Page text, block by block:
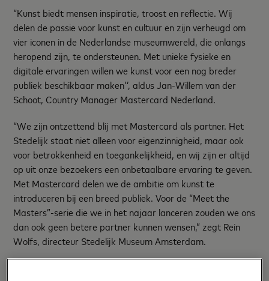
“Kunst biedt mensen inspiratie, troost en reflectie. Wij
delen de passie voor kunst en cultuur en zijn verheugd om
vier iconen in de Nederlandse museumwereld, die onlangs
heropend zijn, te ondersteunen. Met unieke fysieke en
digitale ervaringen willen we kunst voor een nog breder
publiek beschikbaar maken’’, aldus Jan-Willem van der
Schoot, Country Manager Mastercard Nederland.
“We zijn ontzettend blij met Mastercard als partner. Het
Stedelijk staat niet alleen voor eigenzinnigheid, maar ook
voor betrokkenheid en toegankelijkheid, en wij zijn er altijd
op uit onze bezoekers een onbetaalbare ervaring te geven.
Met Mastercard delen we de ambitie om kunst te
introduceren bij een breed publiek. Voor de “Meet the
Masters”-serie die we in het najaar lanceren zouden we ons
dan ook geen betere partner kunnen wensen,” zegt Rein
Wolfs, directeur Stedelijk Museum Amsterdam.